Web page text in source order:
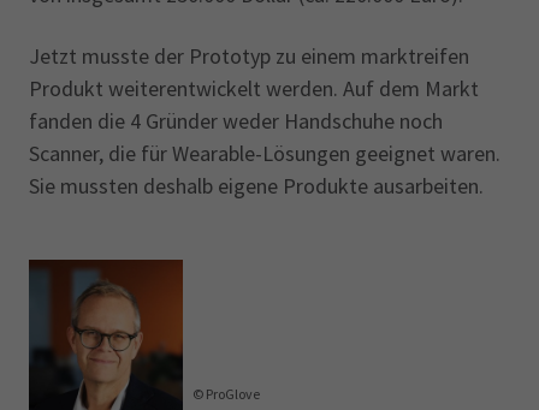
Jetzt musste der Prototyp zu einem marktreifen
Produkt weiterentwickelt werden. Auf dem Markt
fanden die 4 Gründer weder Handschuhe noch
Scanner, die für Wearable-Lösungen geeignet waren.
Sie mussten deshalb eigene Produkte ausarbeiten.
© ProGlove